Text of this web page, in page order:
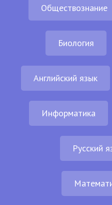
Обществознание
Биология
Английский язык
Информатика
Русский